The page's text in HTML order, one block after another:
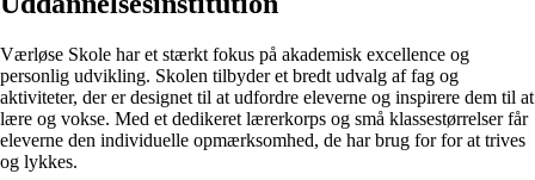
Værløse Skole har et stærkt fokus på akademisk excellence og
personlig udvikling. Skolen tilbyder et bredt udvalg af fag og
aktiviteter, der er designet til at udfordre eleverne og inspirere dem til at
lære og vokse. Med et dedikeret lærerkorps og små klassestørrelser får
eleverne den individuelle opmærksomhed, de har brug for for at trives
og lykkes.